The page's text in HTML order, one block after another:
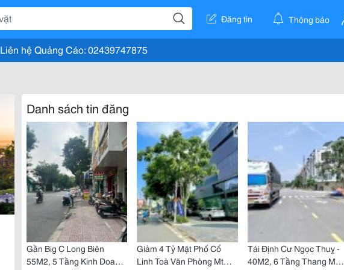
Đăng tin Thông báo
Liên hệ Quảng Cáo: 02439747875
Danh sách tin đăng
Gần Big C Long Biên
55M2, 5 Tầng Kinh Doanh
Giảm 4 Tỷ Mặt Phố Cổ
Linh Toà Văn Phòng Mt
Tái Định Cư Ngọc Thuỵ -
40M2, 6 Tầng Thang Máy,